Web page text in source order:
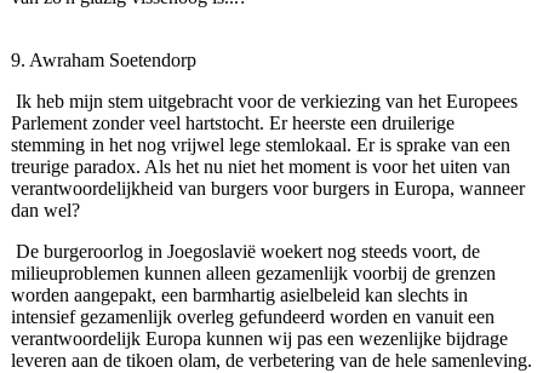
9. Awraham Soetendorp
Ik heb mijn stem uitgebracht voor de verkiezing van het Europees
Parlement zonder veel hartstocht. Er heerste een druilerige
stemming in het nog vrijwel lege stemlokaal. Er is sprake van een
treurige paradox. Als het nu niet het moment is voor het uiten van
verantwoordelijkheid van burgers voor burgers in Europa, wanneer
dan wel?
De burgeroorlog in Joegoslavië woekert nog steeds voort, de
milieuproblemen kunnen alleen gezamenlijk voorbij de grenzen
worden aangepakt, een barmhartig asielbeleid kan slechts in
intensief gezamenlijk overleg gefundeerd worden en vanuit een
verantwoordelijk Europa kunnen wij pas een wezenlijke bijdrage
leveren aan de tikoen olam, de verbetering van de hele samenleving.